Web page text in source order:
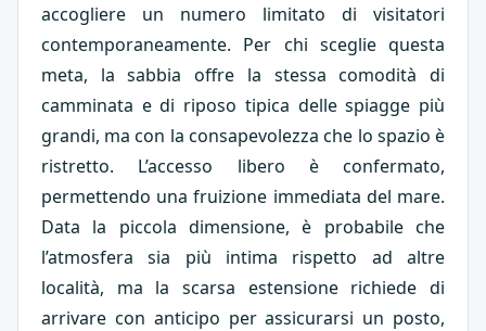
accogliere un numero limitato di visitatori
contemporaneamente. Per chi sceglie questa
meta, la sabbia offre la stessa comodità di
camminata e di riposo tipica delle spiagge più
grandi, ma con la consapevolezza che lo spazio è
ristretto. L’accesso libero è confermato,
permettendo una fruizione immediata del mare.
Data la piccola dimensione, è probabile che
l’atmosfera sia più intima rispetto ad altre
località, ma la scarsa estensione richiede di
arrivare con anticipo per assicurarsi un posto,